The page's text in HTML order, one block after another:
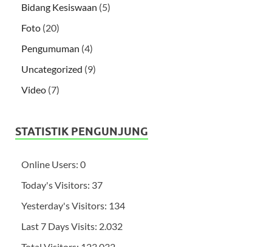
Bidang Kesiswaan (5)
Foto (20)
Pengumuman (4)
Uncategorized (9)
Video (7)
STATISTIK PENGUNJUNG
Online Users: 0
Today's Visitors: 37
Yesterday's Visitors: 134
Last 7 Days Visits: 2.032